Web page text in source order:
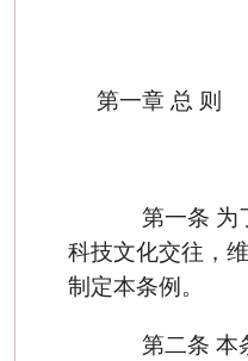
第一章 总 则
第一条 为了
科技文化交往，
制定本条例。
第二条 本条